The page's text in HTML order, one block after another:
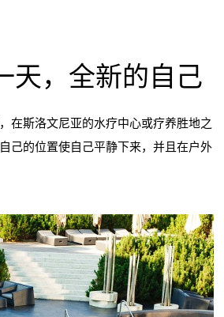
天，全新的自己
斯洛文尼亚的水疗中心或疗养胜地之
己的位置使自己平静下来，并且在户外